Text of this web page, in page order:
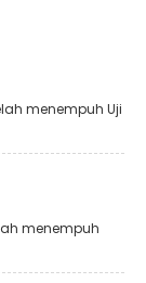
menempuh Uji
menempuh